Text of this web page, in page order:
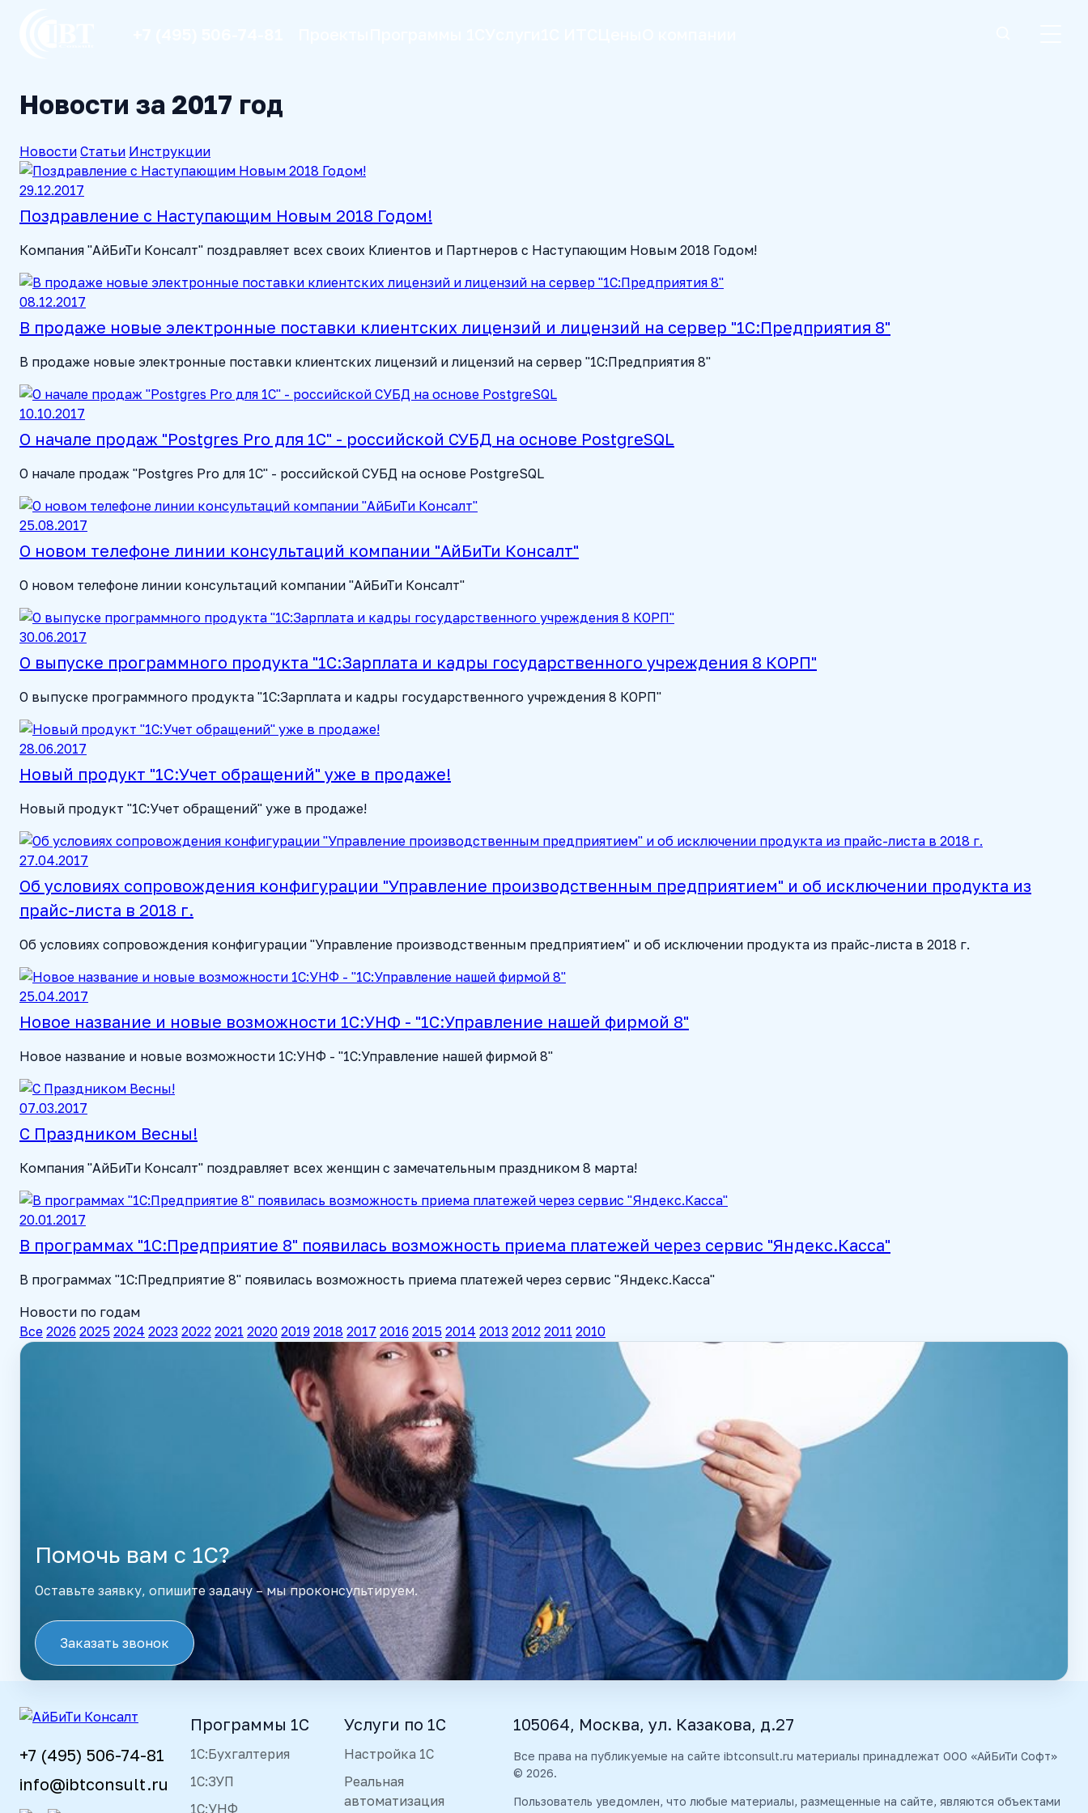
Новости за 2017 год
Новости Статьи Инструкции
29.12.2017
Поздравление с Наступающим Новым 2018 Годом!
Компания "АйБиТи Консалт" поздравляет всех своих Клиентов и Партнеров с Наступающим Новым 2018 Годом!
08.12.2017
В продаже новые электронные поставки клиентских лицензий и лицензий на сервер "1С:Предприятия 8"
В продаже новые электронные поставки клиентских лицензий и лицензий на сервер "1С:Предприятия 8"
10.10.2017
О начале продаж "Postgres Pro для 1С" - российской СУБД на основе PostgreSQL
О начале продаж "Postgres Pro для 1С" - российской СУБД на основе PostgreSQL
25.08.2017
О новом телефоне линии консультаций компании "АйБиТи Консалт"
О новом телефоне линии консультаций компании "АйБиТи Консалт"
30.06.2017
О выпуске программного продукта "1С:Зарплата и кадры государственного учреждения 8 КОРП"
О выпуске программного продукта "1С:Зарплата и кадры государственного учреждения 8 КОРП"
28.06.2017
Новый продукт "1С:Учет обращений" уже в продаже!
Новый продукт "1С:Учет обращений" уже в продаже!
27.04.2017
Об условиях сопровождения конфигурации "Управление производственным предприятием" и об исключении продукта из
прайс-листа в 2018 г.
Об условиях сопровождения конфигурации "Управление производственным предприятием" и об исключении продукта из прайс-листа в 2018 г.
25.04.2017
Новое название и новые возможности 1С:УНФ - "1С:Управление нашей фирмой 8"
Новое название и новые возможности 1С:УНФ - "1С:Управление нашей фирмой 8"
07.03.2017
С Праздником Весны!
Компания "АйБиТи Консалт" поздравляет всех женщин с замечательным праздником 8 марта!
20.01.2017
В программах "1С:Предприятие 8" появилась возможность приема платежей через сервис "Яндекс.Касса"
В программах "1С:Предприятие 8" появилась возможность приема платежей через сервис "Яндекс.Касса"
Новости по годам
Все 2026 2025 2024 2023 2022 2021 2020 2019 2018 2017 2016 2015 2014 2013 2012 2011 2010
Помочь вам с 1С?
Оставьте заявку, опишите задачу – мы проконсультируем.
Заказать звонок
+7 (495) 506-74-81
info@ibtconsult.ru
Программы 1С
1С:Бухгалтерия
1С:ЗУП
1С:УНФ
Услуги по 1С
Настройка 1С
Реальная
автоматизация
105064, Москва, ул. Казакова, д.27
Все права на публикуемые на сайте ibtconsult.ru материалы принадлежат ООО «АйБиТи Софт»
© 2026.
Пользователь уведомлен, что любые материалы, размещенные на сайте, являются объектами